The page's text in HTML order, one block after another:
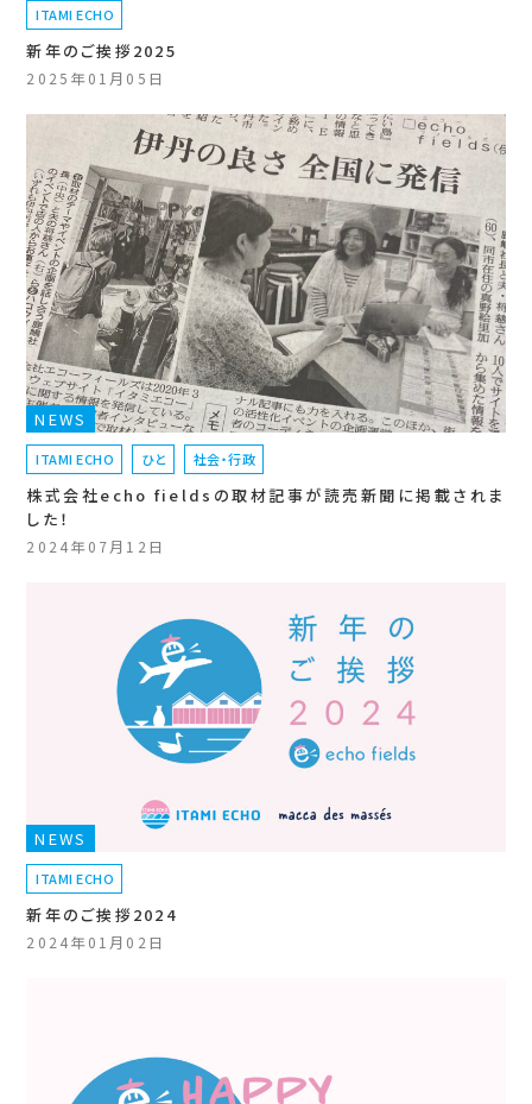
ITAMI ECHO
新年のご挨拶2025
2025年01月05日
NEWS
ITAMI ECHO ひと 社会・行政
株式会社echo fieldsの取材記事が読売新聞に掲載されま
した！
2024年07月12日
NEWS
ITAMI ECHO
新年のご挨拶2024
2024年01月02日